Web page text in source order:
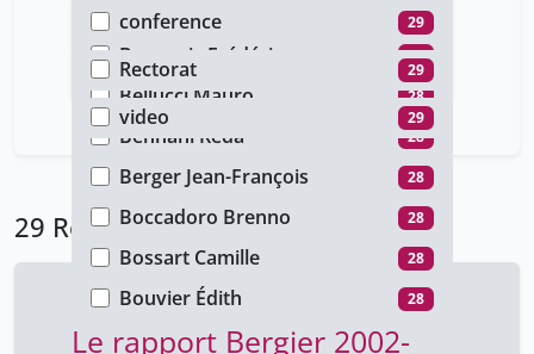
Azamede Kokou 28
Beauvois Frédérique 28
Bellucci Mauro 28
Bennani Réda 28
Berger Jean-François 28
Boccadoro Brenno 28
Bossart Camille 28
Bouvier Édith 28
Brillaud Benjamin 28
conference
29
Faculté
Rectorat
29
Type de média
video
29
29 Résultats
Le rapport Bergier 2002-